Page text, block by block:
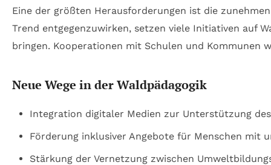
Eine der größten Herausforderungen ist die
Trend entgegenzuwirken, setzen viele Initiativen auf
bringen. Kooperationen mit Schulen und Kommunen
Neue Wege in der Waldpädagogik
Integration digitaler Medien zur Unterstützung
Förderung inklusiver Angebote für Menschen mit
Stärkung der Vernetzung zwischen